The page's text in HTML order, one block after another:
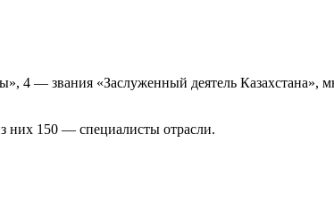
4 — звания «Заслуженный деятель Казахстана»,
них 150 — специалисты отрасли.